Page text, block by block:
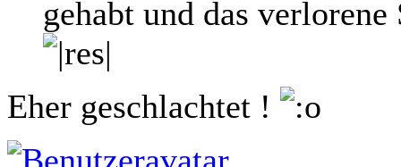
gehabt und das
Eher geschlachtet !